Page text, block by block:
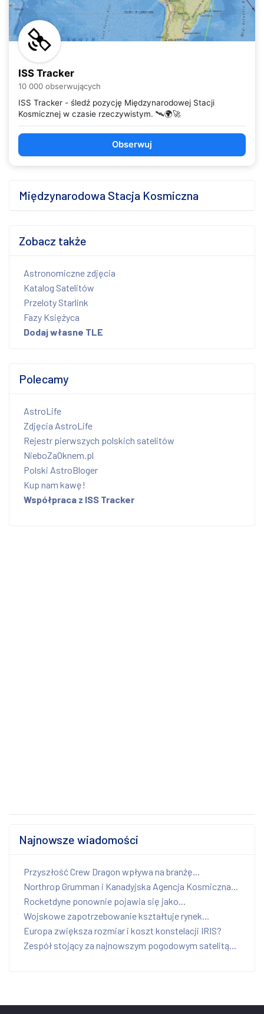
ISS Tracker
10 000 obserwujących
ISS Tracker - śledź pozycję Międzynarodowej Stacji
Kosmicznej w czasie rzeczywistym. 🛰️🌍🚀
Obserwuj
Międzynarodowa Stacja Kosmiczna
Zobacz także
Astronomiczne zdjęcia
Katalog Satelitów
Przeloty Starlink
Fazy Księżyca
Dodaj własne TLE
Polecamy
AstroLife
Zdjęcia AstroLife
Rejestr pierwszych polskich satelitów
NieboZaOknem.pl
Polski AstroBloger
Kup nam kawę!
Współpraca z ISS Tracker
Najnowsze wiadomości
Przyszłość Crew Dragon wpływa na branżę...
Northrop Grumman i Kanadyjska Agencja Kosmiczna...
Rocketdyne ponownie pojawia się jako...
Wojskowe zapotrzebowanie kształtuje rynek...
Europa zwiększa rozmiar i koszt konstelacji IRIS?
Zespół stojący za najnowszym pogodowym satelitą...